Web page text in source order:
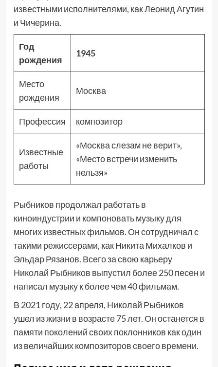
известными исполнителями, как Леонид Агутин
и Чичерина.
Год
рождения
1945
Место
рождения
Москва
Профессия композитор
Известные
работы
«Москва слезам не верит»,
«Место встречи изменить
нельзя»
Рыбников продолжал работать в
киноиндустрии и компоновать музыку для
многих известных фильмов. Он сотрудничал с
такими режиссерами, как Никита Михалков и
Эльдар Рязанов. Всего за свою карьеру
Николай Рыбников выпустил более 250 песен и
написал музыку к более чем 40 фильмам.
В 2021 году, 22 апреля, Николай Рыбников
ушел из жизни в возрасте 75 лет. Он останется в
памяти поколений своих поклонников как один
из величайших композиторов своего времени.